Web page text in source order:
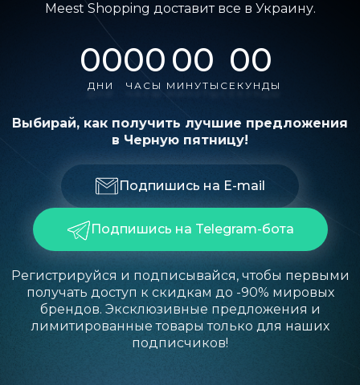
Meest Shopping доставит все в Украину.
00
ДНИ
00
ЧАСЫ
00
МИНУТЫ
00
СЕКУНДЫ
Выбирай, как получить лучшие предложения
в Черную пятницу!
Подпишись на E-mail
Подпишись на Telegram-бота
Регистрируйся и подписывайся, чтобы первыми
получать доступ к скидкам до -90% мировых
брендов. Эксклюзивные предложения и
лимитированные товары только для наших
подписчиков!